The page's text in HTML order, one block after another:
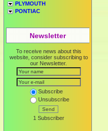
PLYMOUTH
PONTIAC
Newsletter
To receive news about this
website, consider subscribing to
our Newsletter.
Subscribe
Unsubscribe
Send
1 Subscriber